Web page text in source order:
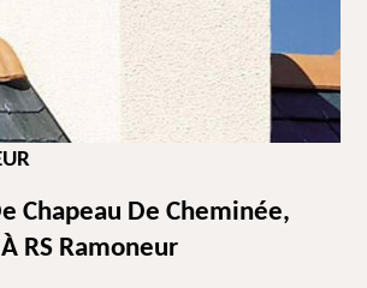
Chapeau De Cheminée,
RS Ramoneur